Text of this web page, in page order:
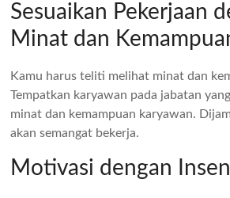
Sesuaikan Pekerjaan
Minat dan
Kamu harus teliti melihat minat dan
Tempatkan karyawan pada jabatan
minat dan kemampuan karyawan.
akan semangat bekerja.
Motivasi dengan